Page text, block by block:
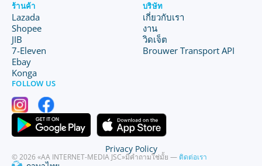
ร้านค้า
Lazada
Shopee
JIB
7-Eleven
Ebay
Konga
บริษัท
เกี่ยวกับเรา
งาน
วิดเจ็ต
Brouwer Transport API
FOLLOW US
© 2026 «AA INTERNET-MEDIA JSC»มีคำถามใช่มั้ย — ติดต่อเรา
Privacy Policy